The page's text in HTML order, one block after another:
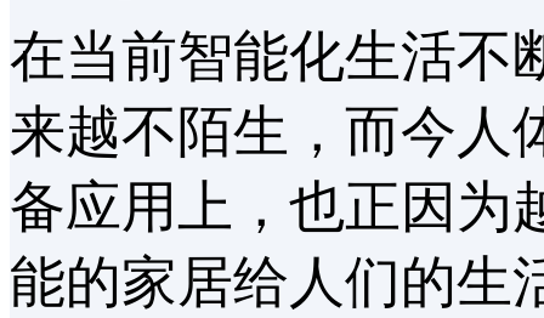
在当前智能化生活不
来越不陌生，而今人
备应用上，也正因为
能的家居给人们的生